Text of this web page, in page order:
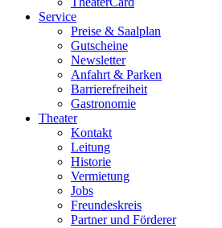
Service
Preise & Saalplan
Gutscheine
Newsletter
Anfahrt & Parken
Barrierefreiheit
Gastronomie
Theater
Kontakt
Leitung
Historie
Vermietung
Jobs
Freundeskreis
Partner und Förderer